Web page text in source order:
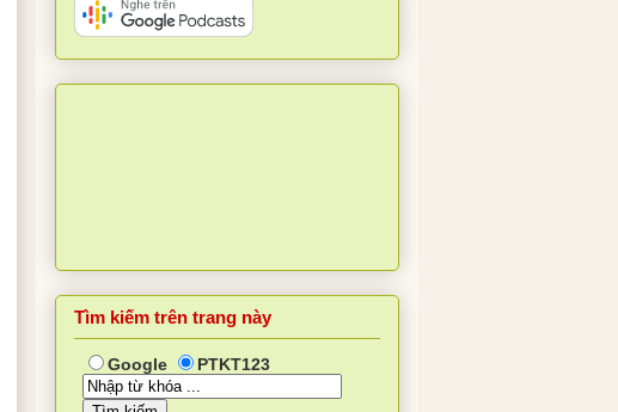
Tìm kiếm trên trang này
Google PTKT123